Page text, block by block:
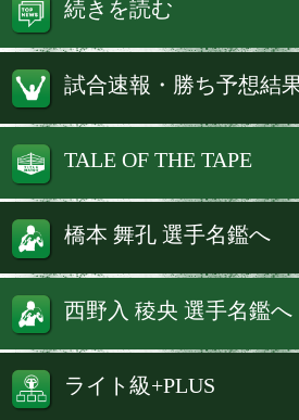
光)が顔を合わせた。
試合は29日、後楽園
「
行われ、その内容は動画
「BOXING RAISE」で
試合速報・勝ち予